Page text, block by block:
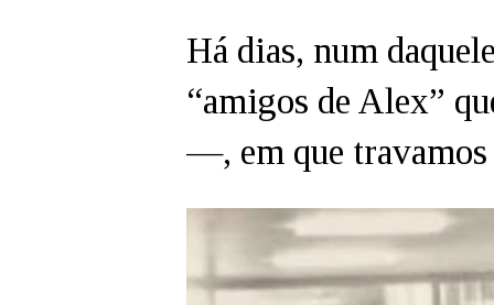
Há dias, num
“amigos de Alex”
—, em que travamos